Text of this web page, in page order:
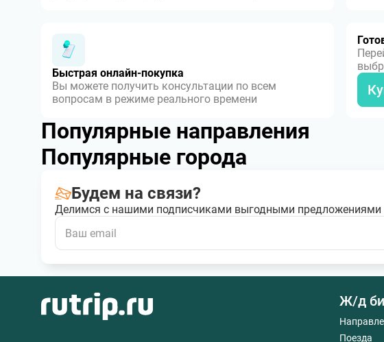
Быстрая онлайн-покупка
Вы можете получить консультации по всем
вопросам в режиме реального времени
Популярные направления
Популярные города
Будем на связи?
Делимся с нашими подписчиками выгодными
Ж/д
Поезда